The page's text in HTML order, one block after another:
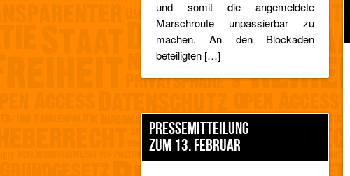
und somit die angemeldete
Marschroute unpassierbar zu
machen. An den Blockaden
beteiligten […]
PRESSEMITTEILUNG
ZUM 13. FEBRUAR